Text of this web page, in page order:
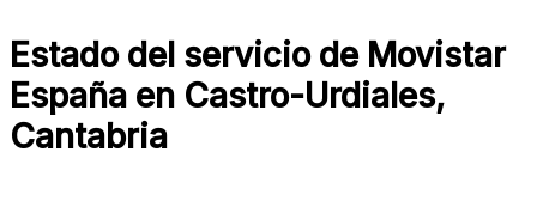
Estado del servicio de Movistar
España en Castro-Urdiales,
Cantabria